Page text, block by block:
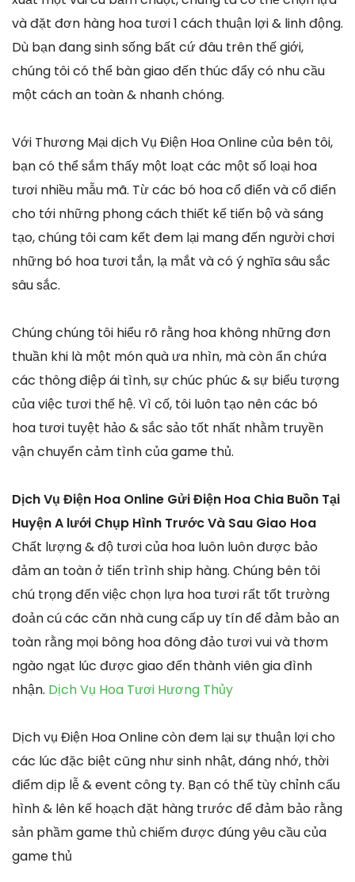
và đặt đơn hàng hoa tươi 1 cách thuận lợi & linh động.
Dù bạn đang sinh sống bất cứ đâu trên thế giới,
chúng tôi có thể bàn giao đến thúc đẩy có nhu cầu
một cách an toàn & nhanh chóng.
Với Thương Mại dịch Vụ Điện Hoa Online của bên tôi,
bạn có thể sắm thấy một loạt các một số loại hoa
tươi nhiều mẫu mã. Từ các bó hoa cổ điển và cổ điển
cho tới những phong cách thiết kế tiến bộ và sáng
tạo, chúng tôi cam kết đem lại mang đến người chơi
những bó hoa tươi tắn, lạ mắt và có ý nghĩa sâu sắc
sâu sắc.
Chúng chúng tôi hiểu rõ rằng hoa không những đơn
thuần khi là một món quà ưa nhìn, mà còn ẩn chứa
các thông điệp ái tình, sự chúc phúc & sự biểu tượng
của việc tươi thế hệ. Vì cố, tôi luôn tạo nên các bó
hoa tươi tuyệt hảo & sắc sảo tốt nhất nhằm truyền
vận chuyển cảm tình của game thủ.
Dịch Vụ Điện Hoa Online Gửi Điện Hoa Chia Buồn Tại
Huyện A lưới Chụp Hình Trước Và Sau Giao Hoa
Chất lượng & độ tươi của hoa luôn luôn được bảo
đảm an toàn ở tiến trình ship hàng. Chúng bên tôi
chú trọng đến việc chọn lựa hoa tươi rất tốt trường
đoản cú các căn nhà cung cấp uy tín để đảm bảo an
toàn rằng mọi bông hoa đông đảo tươi vui và thơm
ngào ngạt lúc được giao đến thành viên gia đình
nhận. Dịch Vụ Hoa Tươi Hương Thủy
Dịch vụ Điện Hoa Online còn đem lại sự thuận lợi cho
các lúc đặc biệt cũng như sinh nhật, đáng nhớ, thời
điểm dịp lễ & event công ty. Bạn có thể tùy chỉnh cấu
hình & lên kế hoạch đặt hàng trước để đảm bảo rằng
sản phầm game thủ chiếm được đúng yêu cầu của
game thủ